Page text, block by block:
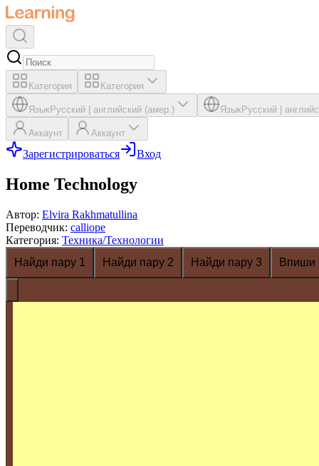
Категория Категория
ЯзыкРусский английский (амер.) ЯзыкРусский
Аккаунт Аккаунт
Зарегистрироваться Вход
Home Technology
Автор: Elvira Rakhmatullina
Переводчик: calliope
Категория: Техника/Технологии
Найди пару 1
Найди пару 2 Найди пару 3 Впиши